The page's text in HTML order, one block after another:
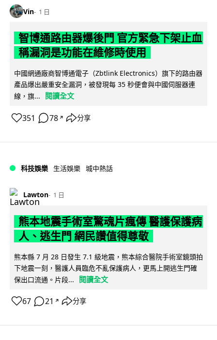
Vin 1 日
智博通路由器爆後門 官方緊急下架止血
稱漏洞是功能在維修時使用
中國網通廠商智博通電子（Zbtlink Electronics）旗下的路由器
產品爆出嚴重安全漏洞，被發現每 35 秒便會與中國伺服器連
線，旗...
閱讀全文
351 78 ↗ 分享
科技娛樂 生活娛樂 城中熱話
Lawton 1 日
熊本地震手術室驚魂片瘋傳 醫護保護病
人、逃生門 網民讚值得尊敬
熊本縣 7 月 28 日發生 7.1 級地震，熊本綜合醫院手術室鏡頭拍
下地震一刻，醫護人員臨危不亂保護病人，更馬上開逃生門確
保出口流通。片段...
閱讀全文
67 21 ↗ 分享